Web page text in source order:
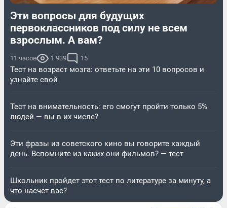
Эти вопросы для будущих
первоклассников под силу не всем
взрослым. А вам?
11 часов 1 939 15
Тест на возраст мозга: ответьте на эти 10 вопросов и
узнайте свой
Тест на внимательность: его смогут пройти только 5%
людей — вы в их числе?
Эти фразы из советского кино вы говорите каждый
день. Вспомните из каких они фильмов? — тест
Школьник пройдет этот тест по литературе за минуту, а
что насчет вас?